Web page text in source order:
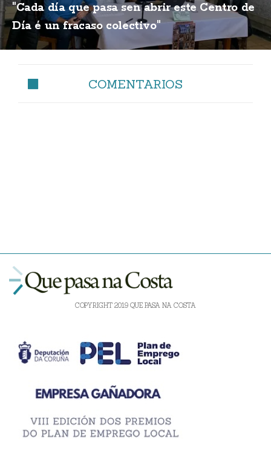
"Cada día que pasa sen abrir este Centro de
Día é un fracaso colectivo"
COMENTARIOS
COPYRIGHT 2019 QUE PASA NA COSTA